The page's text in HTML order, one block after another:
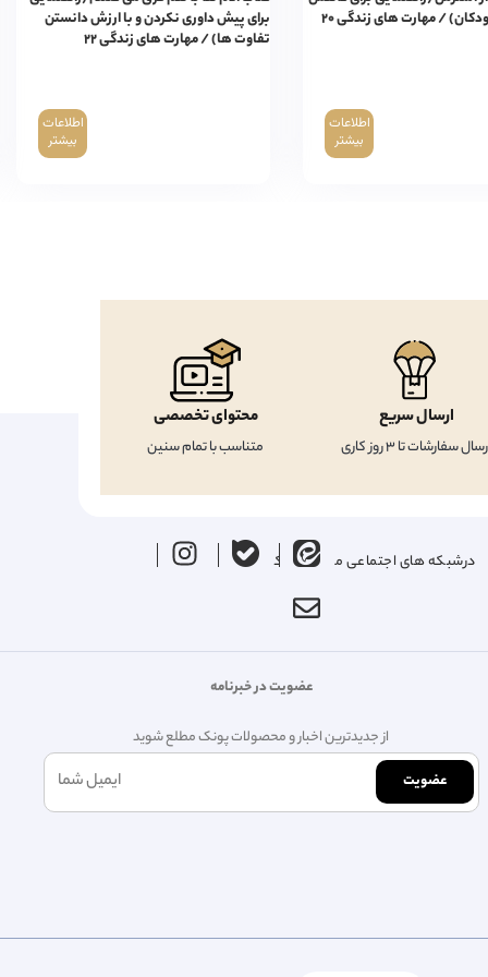
/ مهارت های زندگی ۲۰
اطلاعات
بیشتر
برای پیش داوری نکردن و با ارزش دانستن
تفاوت ها) / مهارت های زندگی ۲۲
اطلاعات
بیشتر
ارسال سریع
سفارشات تا 3 روز کاری
محتوای تخصصی
متناسب با تمام سنین
درشبکه های اجتماعی ما را دنبال کنید
عضویت در خبرنامه
از جدیدترین اخبار و محصولات پونک مطلع شوید
عضویت